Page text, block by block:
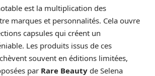
est la multiplication des
marques et personnalités. Cela ouvre
capsules qui créent un
Les produits issus de ces
souvent en éditions limitées,
par Rare Beauty de Selena